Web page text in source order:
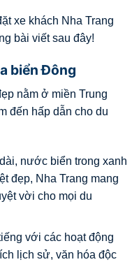
xe khách Nha Trang
bài viết sau đây!
biển Đông
nằm ở miền Trung
đến hấp dẫn cho du
nước biển trong xanh
đẹp, Nha Trang mang
vời cho mọi du
với các hoạt động
lịch sử, văn hóa độc